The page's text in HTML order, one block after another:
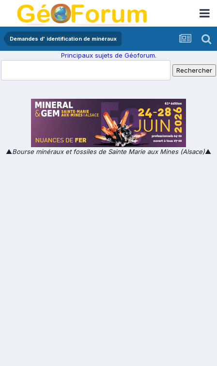
Demandes d' identification de minéraux
Principaux sujets de Géoforum.
▲Bourse minéraux et fossiles de Sainte Marie aux Mines (Alsace)▲